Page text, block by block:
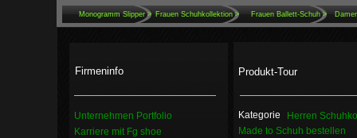
Firmeninfo Produkt-Tour
Karriere mit Fg shoe
Herren
Unternehmen Portfolio
Made to Schuh bestellen
Kategorie
Frauen Ballett-Schuh >
Frauen Schuhkollektion >
Monogramm Slipper >